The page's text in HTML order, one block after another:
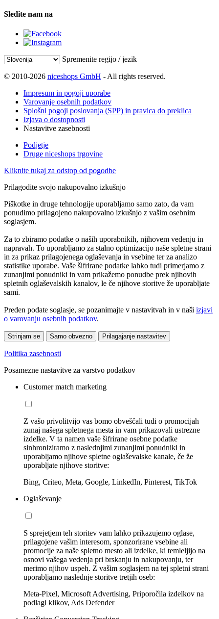
Sledite nam na
Spremenite regijo / jezik
© 2010-2026 niceshops GmbH - All rights reserved.
Impresum in pogoji uporabe
Varovanje osebnih podatkov
Splošni pogoji poslovanja (SPP) in pravica do preklica
Izjava o dostopnosti
Nastavitve zasebnosti
Podjetje
Druge niceshops trgovine
Kliknite tukaj za odstop od pogodbe
Prilagodite svojo nakupovalno izkušnjo
Piškotke in druge tehnologije uporabljamo samo zato, da vam
ponudimo prilagojeno nakupovalno izkušnjo z vašim osebnim
soglasjem.
Za to zbiramo podatke o naših uporabnikih, njihovem vedenju in
napravah. To uporabljamo za stalno optimizacijo naše spletne strani
in za prikaz prilagojenega oglaševanja in vsebine ter za analizo
statistike uporabe. Vaše šifrirane podatke lahko tudi primerjamo z
zunanjimi ponudniki in vam prikažemo ponudbe prek njihovih
spletnih oglaševalskih kanalov, le če njihove storitve že uporabljate
sami.
Preden podate soglasje, se pozanimajte v nastavitvah in v naši izjavi
o varovanju osebnih podatkov.
Strinjam se Samo obvezno Prilagajanje nastavitev
Politika zasebnosti
Posamezne nastavitve za varstvo podatkov
Customer match marketing
Z vašo privolitvijo vas bomo obveščali tudi o promocijah
zunaj našega spletnega mesta in vam prikazovali ustrezne
izdelke. V ta namen vaše šifrirane osebne podatke
sinhroniziramo z naslednjimi zunanjimi ponudniki in
uporabljamo njihove spletne oglaševalske kanale, če že
uporabljate njihove storitve:
Bing, Criteo, Meta, Google, LinkedIn, Pinterest, TikTok
Oglaševanje
S sprejetjem teh storitev vam lahko prikazujemo oglase,
prilagojene vašim interesom, sponzorirane vsebine ali
promocije za naše spletno mesto ali izdelke, ki temleljijo na
osnovi vašega vedenja pri brskanju in nakupovanju, ter
merimo njihov uspeh. Z vašim soglasjem na tej spletni strani
uporabljamo naslednje storitve tretjih oseb:
Meta-Pixel, Microsoft Advertising, Priporočila izdelkov na
podlagi klikov, Ads Defender